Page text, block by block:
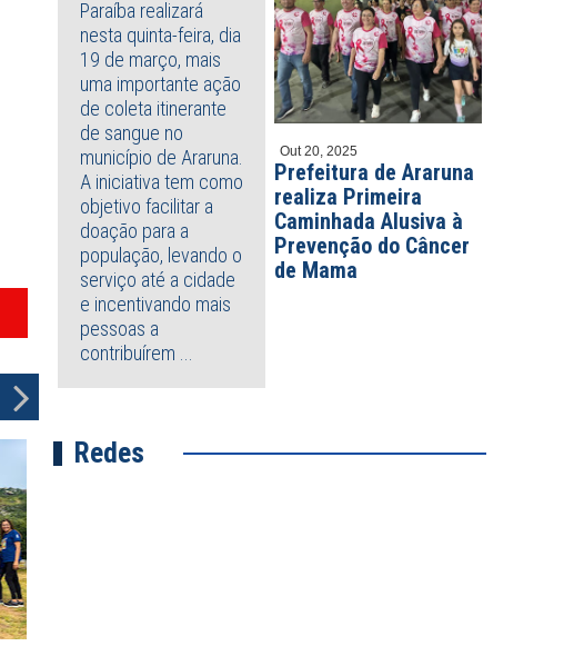
N
e
x
t
Paraíba realizará
nesta quinta-feira, dia
19 de março, mais
uma importante ação
de coleta itinerante
de sangue no
município de Araruna.
A iniciativa tem como
objetivo facilitar a
doação para a
população, levando o
serviço até a cidade
e incentivando mais
pessoas a
contribuírem ...
Out 20, 2025
Prefeitura de Araruna
realiza Primeira
Caminhada Alusiva à
Prevenção do Câncer
de Mama
Redes